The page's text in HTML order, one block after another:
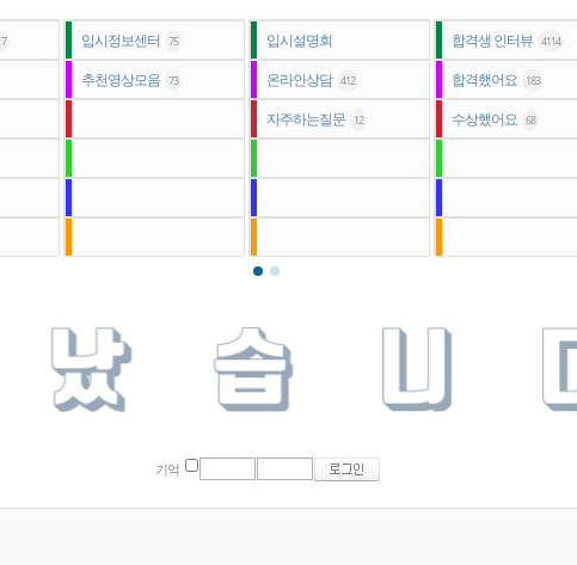
입시정보센터 75
추천영상모음 73
입시설명회
온라인상담 412
자주하는질문 12
합격생 인터뷰 4114
합격했어요 183
수상했어요 68
기억